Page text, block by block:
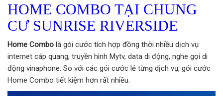
HOME COMBO TẠI CHUNG
CƯ SUNRISE RIVERSIDE
Home Combo là gói cước tích hợp đồng thời nhiều dịch vụ
internet cáp quang, truyền hình Mytv, data di động, nghe gọi di
động vinaphone. So với các gói cước lẻ từng dịch vụ, gói cước
Home Combo tiết kiệm hơn rất nhiều.